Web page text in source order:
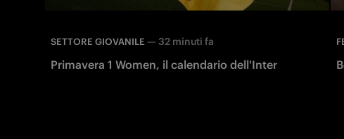
SETTORE GIOVANILE — 32 minuti fa
Primavera 1 Women, il calendario dell'Inter